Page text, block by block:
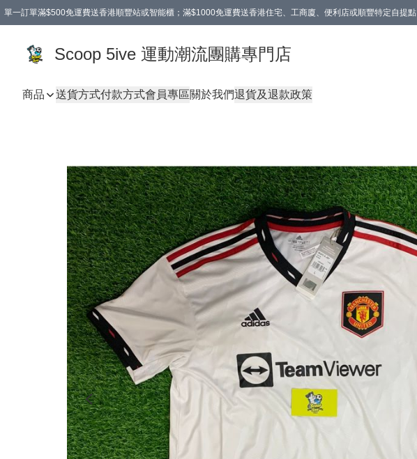
單一訂單滿$500免運費送香港順豐站或智能櫃；滿$1000免運費送香港住宅、工商廈、便利店或順豐特定自提點
Scoop 5ive 運動潮流團購專門店
商品 送貨方式付款方式會員專區關於我們退貨及退款政策